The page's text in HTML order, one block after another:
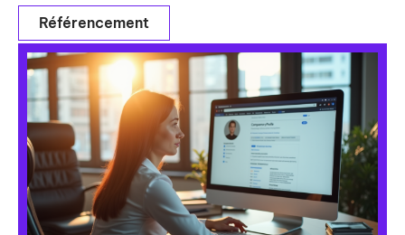
Référencement